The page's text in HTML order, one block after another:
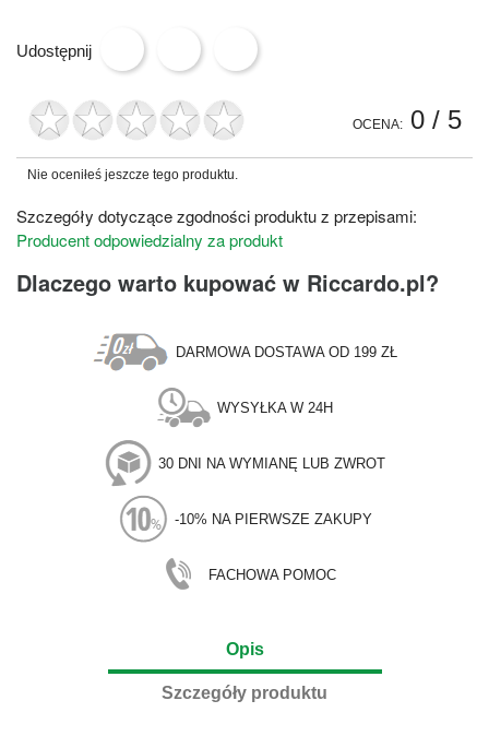
Udostępnij
OCENA: 0 / 5
Nie oceniłeś jeszcze tego produktu.
Szczegóły dotyczące zgodności produktu z przepisami:
Producent odpowiedzialny za produkt
Dlaczego warto kupować w Riccardo.pl?
DARMOWA DOSTAWA OD 199 ZŁ
WYSYŁKA W 24H
30 DNI NA WYMIANĘ LUB ZWROT
-10% NA PIERWSZE ZAKUPY
FACHOWA POMOC
Opis
Szczegóły produktu